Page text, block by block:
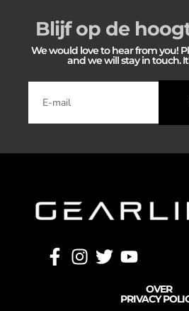
Blijf op de
We would love to hear from you!
and we will stay in touch.
OVER
PRIVACY